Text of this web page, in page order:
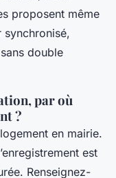
proposent même
synchronisé,
double
par où
?
en mairie.
est
Renseignez-